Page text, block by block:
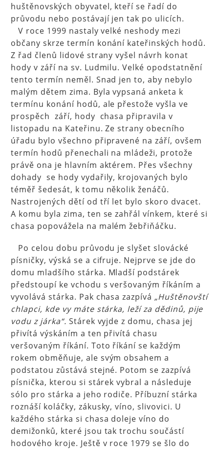
huštěnovských obyvatel, kteří se řadí do
průvodu nebo postávají jen tak po ulicích.
V roce 1999 nastaly velké neshody mezi
občany skrze termín konání kateřinských hodů.
Z řad členů lidové strany vyšel návrh konat
hody v září na sv. Ludmilu. Velké opodstatnění
tento termín neměl. Snad jen to, aby nebylo
malým dětem zima. Byla vypsaná anketa k
termínu konání hodů, ale přestože vyšla ve
prospěch září, hody chasa připravila v
listopadu na Kateřinu. Ze strany obecního
úřadu bylo všechno připravené na září, ovšem
termín hodů přenechali na mládeži, protože
právě ona je hlavním aktérem. Přes všechny
dohady se hody vydařily, krojovaných bylo
téměř šedesát, k tomu několik ženáčů.
Nastrojených dětí od tří let bylo skoro dvacet.
A komu byla zima, ten se zahřál vínkem, které si
chasa popovážela na malém žebřiňáčku.
Po celou dobu průvodu je slyšet slovácké
písničky, výská se a cifruje. Nejprve se jde do
domu mladšího stárka. Mladší podstárek
předstoupí ke vchodu s veršovaným říkáním a
vyvolává stárka. Pak chasa zazpívá „Huštěnovští
chlapci, kde vy máte stárka, leží za dědinů, pije
vodu z járka“. Stárek vyjde z domu, chasa jej
přivítá výskáním a ten přivítá chasu
veršovaným říkání. Toto říkání se každým
rokem obměňuje, ale svým obsahem a
podstatou zůstává stejné. Potom se zazpívá
písnička, kterou si stárek vybral a následuje
sólo pro stárka a jeho rodiče. Příbuzní stárka
roznáší koláčky, zákusky, víno, slivovici. U
každého stárka si chasa doleje víno do
demižonků, které jsou tak trochu součástí
hodového kroje. Ještě v roce 1979 se šlo do